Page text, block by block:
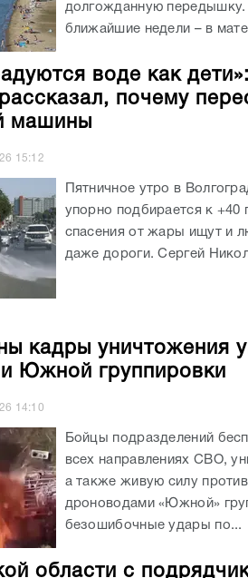
долгожданную
ближайшие недели – в
воде как
почему
машины
15:12
Пятничное утро в
упорно подбирается к +40
спасения от жары ищут и
даже дороги. Сергей
кадры уничтожения
Южной группировки
14:10
Бойцы подразделений
всех направлениях СВО,
а также живую силу
дроноводами «Южной»
безошибочные удары по...
области с